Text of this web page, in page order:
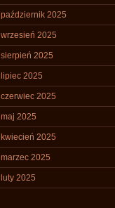
październik 2025
wrzesień 2025
sierpień 2025
lipiec 2025
czerwiec 2025
maj 2025
kwiecień 2025
marzec 2025
luty 2025